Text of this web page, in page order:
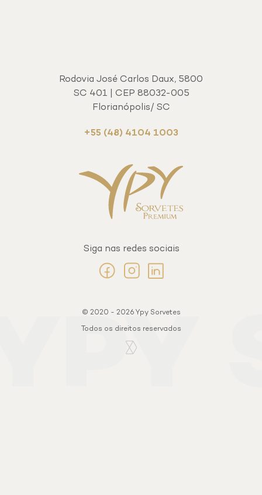
Rodovia José Carlos Daux, 5800
SC 401 | CEP 88032-005
Florianópolis/ SC
+55 (48) 4104 1003
Siga nas redes sociais
© 2020 - 2026 Ypy Sorvetes
Todos os direitos reservados